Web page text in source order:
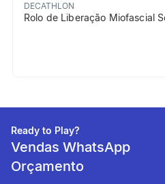
DECATHLON
Rolo de Liberação Miofascial
Ready to Play?
Vendas WhatsApp
Orçamento